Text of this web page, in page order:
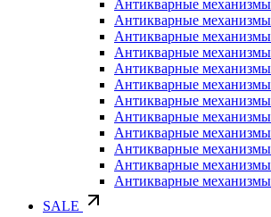
Антикварные
Антикварные
Антикварные
Антикварные
Антикварные механизмы
Антикварные
Антикварные
Антикварные механизмы
Антикварные механизмы
Антикварные
Антикварные
Антикварные
SALE